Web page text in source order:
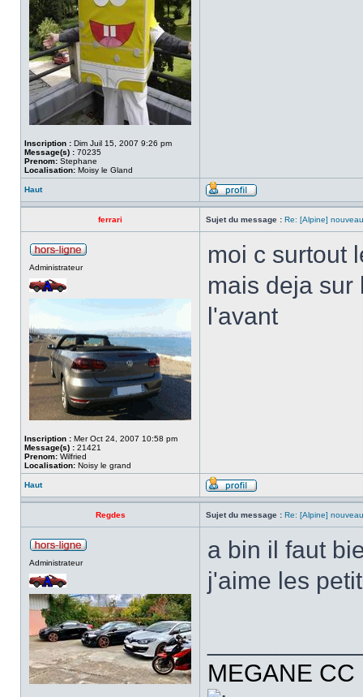
Inscription : Dim Juil 15, 2007 9:26 pm
Message(s) : 70235
Prenom: Stephane
Localisation: Moisy le Gland
Haut
ferrari Sujet du message : Re: [Alpine]
Administrateur
Inscription : Mer Oct 24, 2007 10:58 pm
Message(s) : 21421
Prenom: Wilfried
Localisation: Noisy le grand
moi c surtout
mais deja sur
l'avant
Haut
Regdes Sujet du message : Re: [Alpine]
Administrateur
a bin il faut
j'aime les
MEGANE